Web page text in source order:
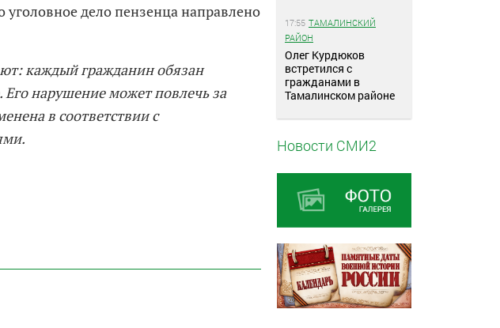
дело пензенца направлено
каждый гражданин обязан
Его нарушение может повлечь за
в соответствии с
17:55 ТАМАЛИНСКИЙ
РАЙОН
Олег Курдюков
встретился с
гражданами в
Тамалинском районе
Новости СМИ2